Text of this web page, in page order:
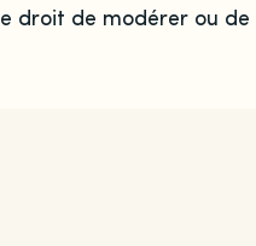
le droit de modérer ou